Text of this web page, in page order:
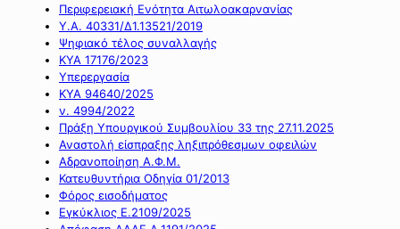
Περιφερειακή Ενότητα Αιτωλοακαρνανίας
Υ.Α. 40331/Δ1.13521/2019
Ψηφιακό τέλος συναλλαγής
ΚΥΑ 17176/2023
Υπερεργασία
ΚΥΑ 94640/2025
ν. 4994/2022
Πράξη Υπουργικού Συμβουλίου 33 της 27.11.2025
Αναστολή είσπραξης ληξιπρόθεσμων οφειλών
Αδρανοποίηση Α.Φ.Μ.
Κατευθυντήρια Οδηγία 01/2013
Φόρος εισοδήματος
Εγκύκλιος Ε.2109/2025